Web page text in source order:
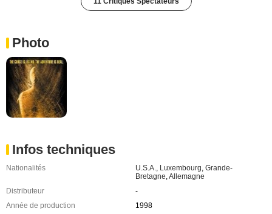
Photo
Infos techniques
Nationalités U.S.A. Luxembourg Grande-
Bretagne Allemagne
Distributeur
-
Année de production
1998